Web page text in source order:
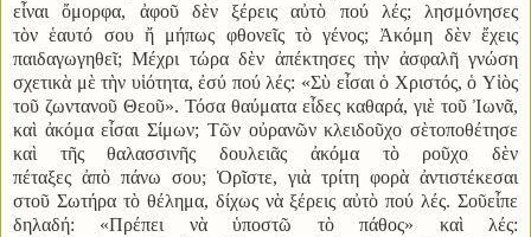
εἶναι ὄμορφα, ἀφοῦ δὲν ξέρεις αὐτὸ πού λές; λησμόνησες
τὸν ἑαυτό σου ἤ μήπως φθονεῖς τὸ γένος; Ἀκόμη δὲν ἔχεις
παιδαγωγηθεῖ; Μέχρι τώρα δὲν ἀπέκτησες τὴν ἀσφαλῆ γνώση
σχετικὰ μὲ τὴν υἱότητα, ἐσύ πού λές: «Σὺ εἶσαι ὁ Χριστός, ὁ Υἱὸς
τοῦ ζωντανοῦ Θεοῦ». Τόσα θαύματα εἶδες καθαρά, γιὲ τοῦ Ἰωνᾶ,
καὶ ἀκόμα εἶσαι Σίμων; Τῶν οὐρανῶν κλειδοῦχο σὲτοποθέτησε
καὶ τῆς θαλασσινῆς δουλειᾶς ἀκόμα τὸ ροῦχο δὲν
πέταξες ἀπὸ πάνω σου; Ὁρῖστε, γιὰ τρίτη φορὰ ἀντιστέκεσαι
στοῦ Σωτήρα τὸ θέλημα, δίχως νὰ ξέρεις αὐτὸ πού λές. Σοῦεἶπε
δηλαδή: «Πρέπει νὰ ὑποστῶ τὸ πάθος» καὶ λές: